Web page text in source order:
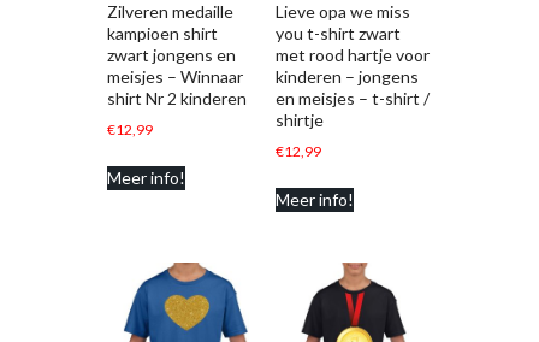
Zilveren medaille
kampioen shirt
zwart jongens en
meisjes – Winnaar
shirt Nr 2 kinderen
€12,99
Meer info!
Lieve opa we miss
you t-shirt zwart
met rood hartje voor
kinderen – jongens
en meisjes – t-shirt /
shirtje
€12,99
Meer info!